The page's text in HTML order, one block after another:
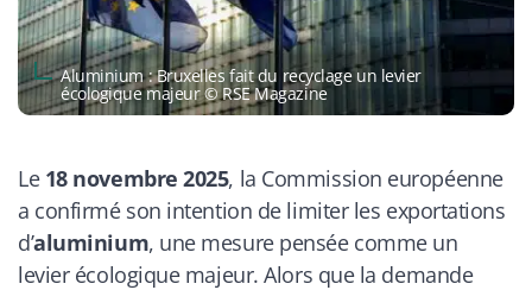
Aluminium : Bruxelles fait du recyclage un levier
écologique majeur © RSE Magazine
Le 18 novembre 2025, la Commission européenne
a confirmé son intention de limiter les exportations
d’aluminium, une mesure pensée comme un
levier écologique majeur. Alors que la demande